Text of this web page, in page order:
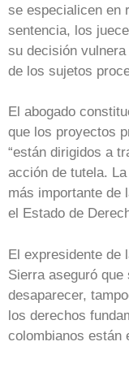
se especialicen en
sentencia, los
su decisión
de los sujetos
El abogado
que los proyectos
“están dirigidos a
acción de tutela.
más importante de
el Estado de
El expresidente de
Sierra aseguró
desaparecer,
los derechos
colombianos están